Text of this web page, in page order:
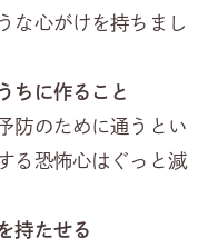
な心がけを持ちまし
ちに作ること
防のために通うとい
る恐怖心はぐっと減
持たせる